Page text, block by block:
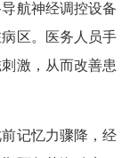
航神经调控设备
区。医务人员手
激，从而改善患
记忆力骤降，经